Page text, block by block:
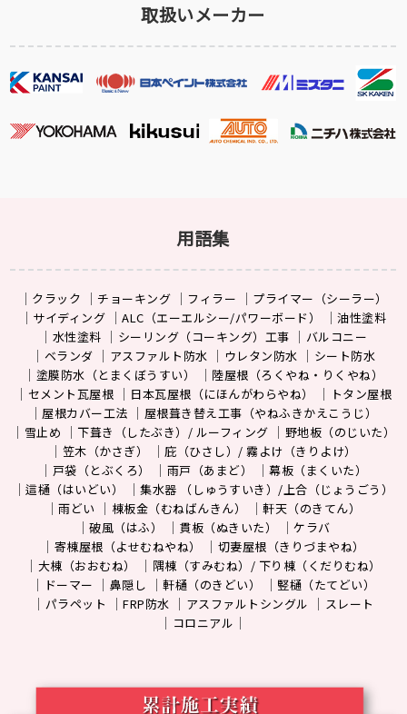
取扱いメーカー
用語集
クラック チョーキング フィラー
プライマー（シーラー）
サイディング
ALC（エーエルシー/パワーボード）
油性塗料
水性塗料
シーリング（コーキング）工事
バルコニー
ベランダ
アスファルト防水 ウレタン防水
シート防水
塗膜防水（とまくぼうすい）
陸屋根（ろくやね・りくやね）
セメント瓦屋根
日本瓦屋根（にほんがわらやね）
トタン屋根
屋根カバー工法
屋根葺き替え工事（やねふきかえこうじ）
雪止め
下葺き（したぶき）/ ルーフィング
野地板（のじいた）
笠木（かさぎ）
庇（ひさし）/ 霧よけ（きりよけ）
戸袋（とぶくろ）
雨戸（あまど）
幕板（まくいた）
這樋（はいどい）
集水器 （しゅうすいき）/上合（じょうごう）
雨どい
棟板金（むねばんきん）
軒天（のきてん）
破風（はふ）
貫板（ぬきいた）
ケラバ
寄棟屋根（よせむねやね）
切妻屋根（きりづまやね）
大棟（おおむね）
隅棟（すみむね）/ 下り棟（くだりむね）
ドーマー
鼻隠し 軒樋（のきどい）
竪樋（たてどい）
パラペット
FRP防水 アスファルトシングル
スレート
コロニアル